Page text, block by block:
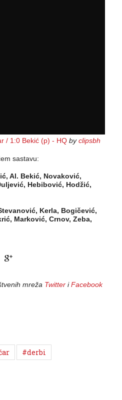
/ 1:0 Bekić (p) - HQ byclipsbh
sastavu:
Al. Bekić, Novaković,
Hebibović, Hodžić,
Kerla, Bogičević,
Marković, Crnov, Zeba,
mreža Twitter iFacebook
#derbi